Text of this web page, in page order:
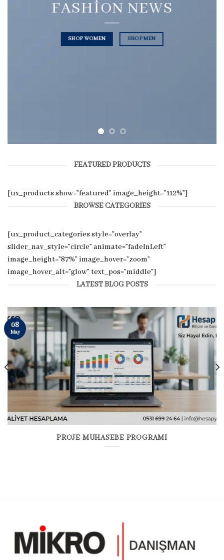
FASHION NEWS
SHOP WOMEN SHOP MEN
FEATURED PRODUCTS
[ux_products show=”featured” image_height=”112%”]
BROWSE CATEGORIES
[ux_product_categories style=”overlay”
slider_nav_style=”circle” animate=”fadeInLeft”
image_height=”87%” image_hover=”zoom”
image_hover_alt=”glow” text_pos=”middle”]
LATEST BLOG POSTS
PROJE MUHASEBE PROGRAMI
08
May